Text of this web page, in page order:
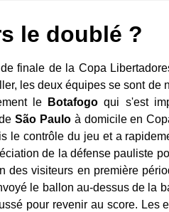
le doublé ?
finale de la Copa
les deux équipes se sont
le Botafogo qui s'est
São Pauloà domicile en
le contrôle du jeu et a
de la défense pauliste
des visiteurs en première
le ballon au-dessus de la
pour revenir au score.